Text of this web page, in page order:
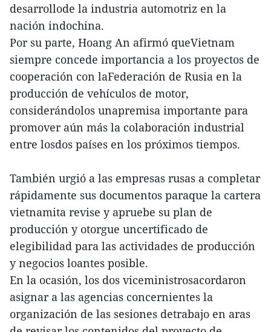
desarrollode la industria automotriz en la
nación indochina.
Por su parte, Hoang An afirmó queVietnam
siempre concede importancia a los proyectos de
cooperación con laFederación de Rusia en la
producción de vehículos de motor,
considerándolos unapremisa importante para
promover aún más la colaboración industrial
entre losdos países en los próximos tiempos.
También urgió a las empresas rusas a completar
rápidamente sus documentos paraque la cartera
vietnamita revise y apruebe su plan de
producción y otorgue uncertificado de
elegibilidad para las actividades de producción
y negocios loantes posible.
En la ocasión, los dos viceministrosacordaron
asignar a las agencias concernientes la
organización de las sesiones detrabajo en aras